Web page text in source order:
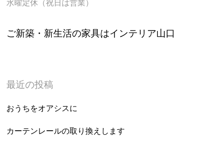
水曜定休（祝日は営業）
ご新築・新生活の家具はインテリア山口
最近の投稿
おうちをオアシスに
カーテンレールの取り換えします